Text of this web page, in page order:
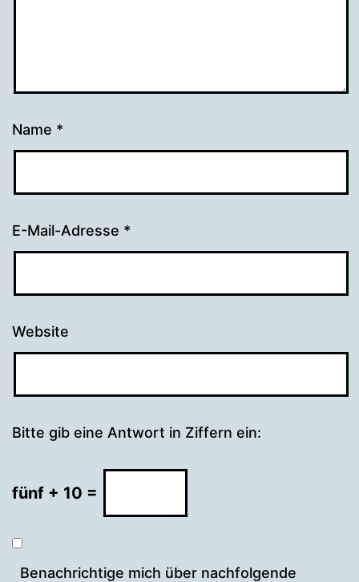
Name *
E-Mail-Adresse *
Website
Bitte gib eine Antwort in Ziffern ein:
fünf + 10 =
Benachrichtige mich über nachfolgende